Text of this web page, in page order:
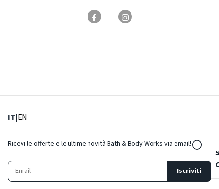
IT: Lingua corrente
|EN
Ricevi le offerte e le ultime novità Bath & Body Works via email!
Iscriviti